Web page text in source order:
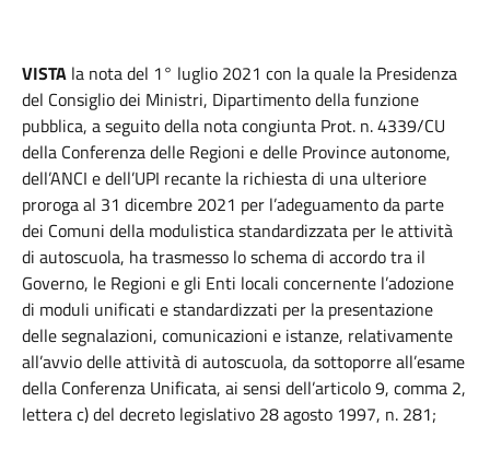
VISTA la nota del 1° luglio 2021 con la quale la Presidenza
del Consiglio dei Ministri, Dipartimento della funzione
pubblica, a seguito della nota congiunta Prot. n. 4339/CU
della Conferenza delle Regioni e delle Province autonome,
dell’ANCI e dell’UPI recante la richiesta di una ulteriore
proroga al 31 dicembre 2021 per l’adeguamento da parte
dei Comuni della modulistica standardizzata per le attività
di autoscuola, ha trasmesso lo schema di accordo tra il
Governo, le Regioni e gli Enti locali concernente l’adozione
di moduli unificati e standardizzati per la presentazione
delle segnalazioni, comunicazioni e istanze, relativamente
all’avvio delle attività di autoscuola, da sottoporre all’esame
della Conferenza Unificata, ai sensi dell’articolo 9, comma 2,
lettera c) del decreto legislativo 28 agosto 1997, n. 281;